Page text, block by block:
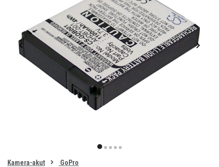
item
of
Kamera-akut GoPro